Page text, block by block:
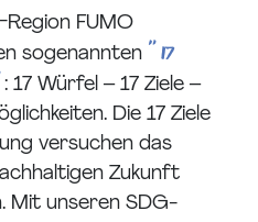
FUMO
sogenannten
"17
: 17 Würfel – 17 Ziele –
Die 17 Ziele
versuchen das
Zukunft
Mit unseren SDG-